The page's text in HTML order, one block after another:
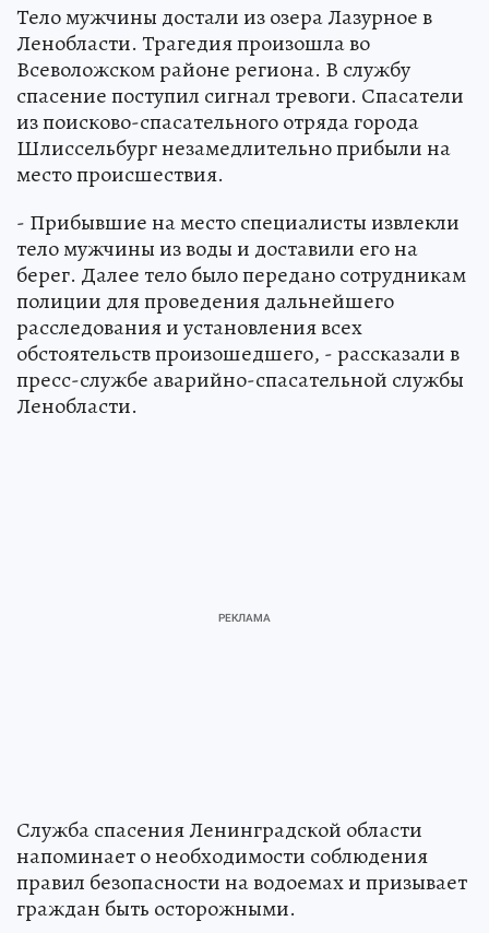
Тело мужчины достали из озера Лазурное в
Ленобласти. Трагедия произошла во
Всеволожском районе региона. В службу
спасение поступил сигнал тревоги. Спасатели
из поисково-спасательного отряда города
Шлиссельбург незамедлительно прибыли на
место происшествия.
- Прибывшие на место специалисты извлекли
тело мужчины из воды и доставили его на
берег. Далее тело было передано сотрудникам
полиции для проведения дальнейшего
расследования и установления всех
обстоятельств произошедшего, - рассказали в
пресс-службе аварийно-спасательной службы
Ленобласти.
Служба спасения Ленинградской области
напоминает о необходимости соблюдения
правил безопасности на водоемах и призывает
граждан быть осторожными.